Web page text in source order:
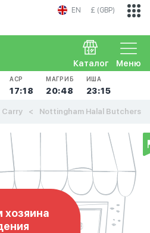
EN £ (GBP)
Меню
Каталог
АСР
17:18
МАГРИБ
20:48
ИША
23:15
Carry Nottingham Halal Butchers